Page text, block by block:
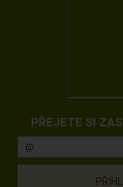
PŘEJETE SI